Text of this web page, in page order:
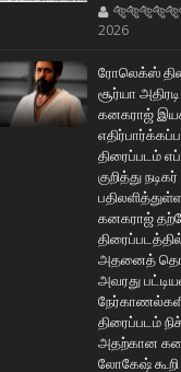
2026
ரோலெக்ஸ்
சூர்யா
கனகராஜ்
திரைப்படம்
குறித்து
கனகராஜ்
அதனைத்
அவரது
திரைப்படம்
அதற்கான
லோகேஷ்